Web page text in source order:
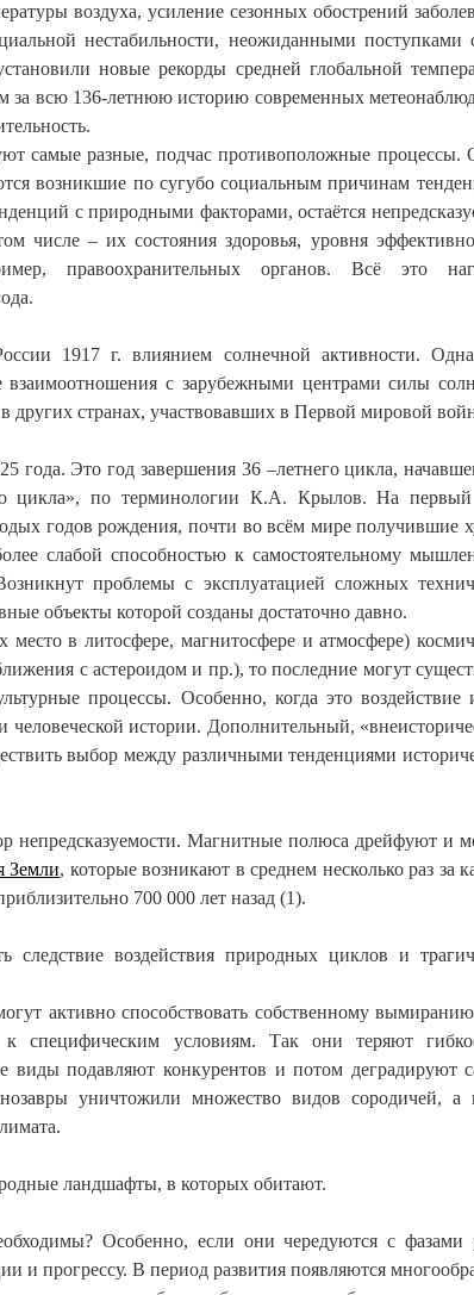
воздуха, усиление сезонных обострений
нестабильности, неожиданными поступками
новые рекорды средней глобальной
всю 136-летнюю историю современных
самые разные, подчас противоположные процессы.
возникшие по сугубо социальным причинам
с природными факторами, остаётся
числе – их состояния здоровья, уровня
правоохранительных органов. Всё это
1917 г. влиянием солнечной активности.
с зарубежными центрами силы
других странах, участвовавших в Первой мировой
года. Это год завершения 36 –летнего цикла,
цикла», по терминологии К.А. Крылов. На
годов рождения, почти во всём мире получившие
слабой способностью к самостоятельному
проблемы с эксплуатацией сложных
объекты которой созданы достаточно давно.
в литосфере, магнитосфере и атмосфере)
с астероидом и пр.), то последние могут
процессы. Особенно, когда это воздействие
человеческой истории. Дополнительный,
выбор между различными тенденциями
непредсказуемости. Магнитные полюса дрейфуют и
Земли, которые возникают в среднем несколько раз за
700 000 лет назад (1).
воздействия природных циклов и
активно способствовать собственному
к специфическим условиям. Так они теряют
виды подавляют конкурентов и потом деградируют
уничтожили множество видов сородичей, а
ландшафты, в которых обитают.
Особенно, если они чередуются с фазами
и прогрессу. В период развития появляются